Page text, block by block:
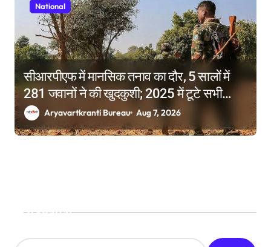
National
सीआरपीएफ में मानसिक तनाव का दौर, 5 सालों में
281 जवानों ने की खुदकुशी; 2025 में टूटे सभी
रिकॉर्डAryavartkranti Bureau Aug 7, 2026
Search